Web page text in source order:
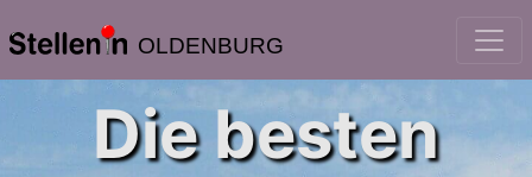
OLDENBURG
Die besten